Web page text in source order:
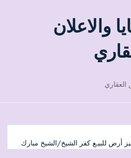
والاعلان
العقاري
أرض للبيـع كفر الشيخ/الشيخ مبارك